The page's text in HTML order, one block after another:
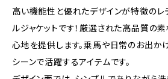
高い機能性と優れたデザインが特徴のレ
ルジャケットです！厳選された高品質の
心地を提供します。乗馬や日常のお出か
シーンで活躍するアイテムです。